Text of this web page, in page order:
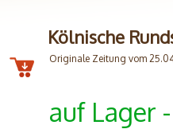
Kölnische
Originale Zeitung vom
auf Lager